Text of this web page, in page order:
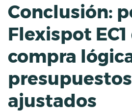
Conclusión:
Flexispot EC1
compra
presupuestos
ajustados